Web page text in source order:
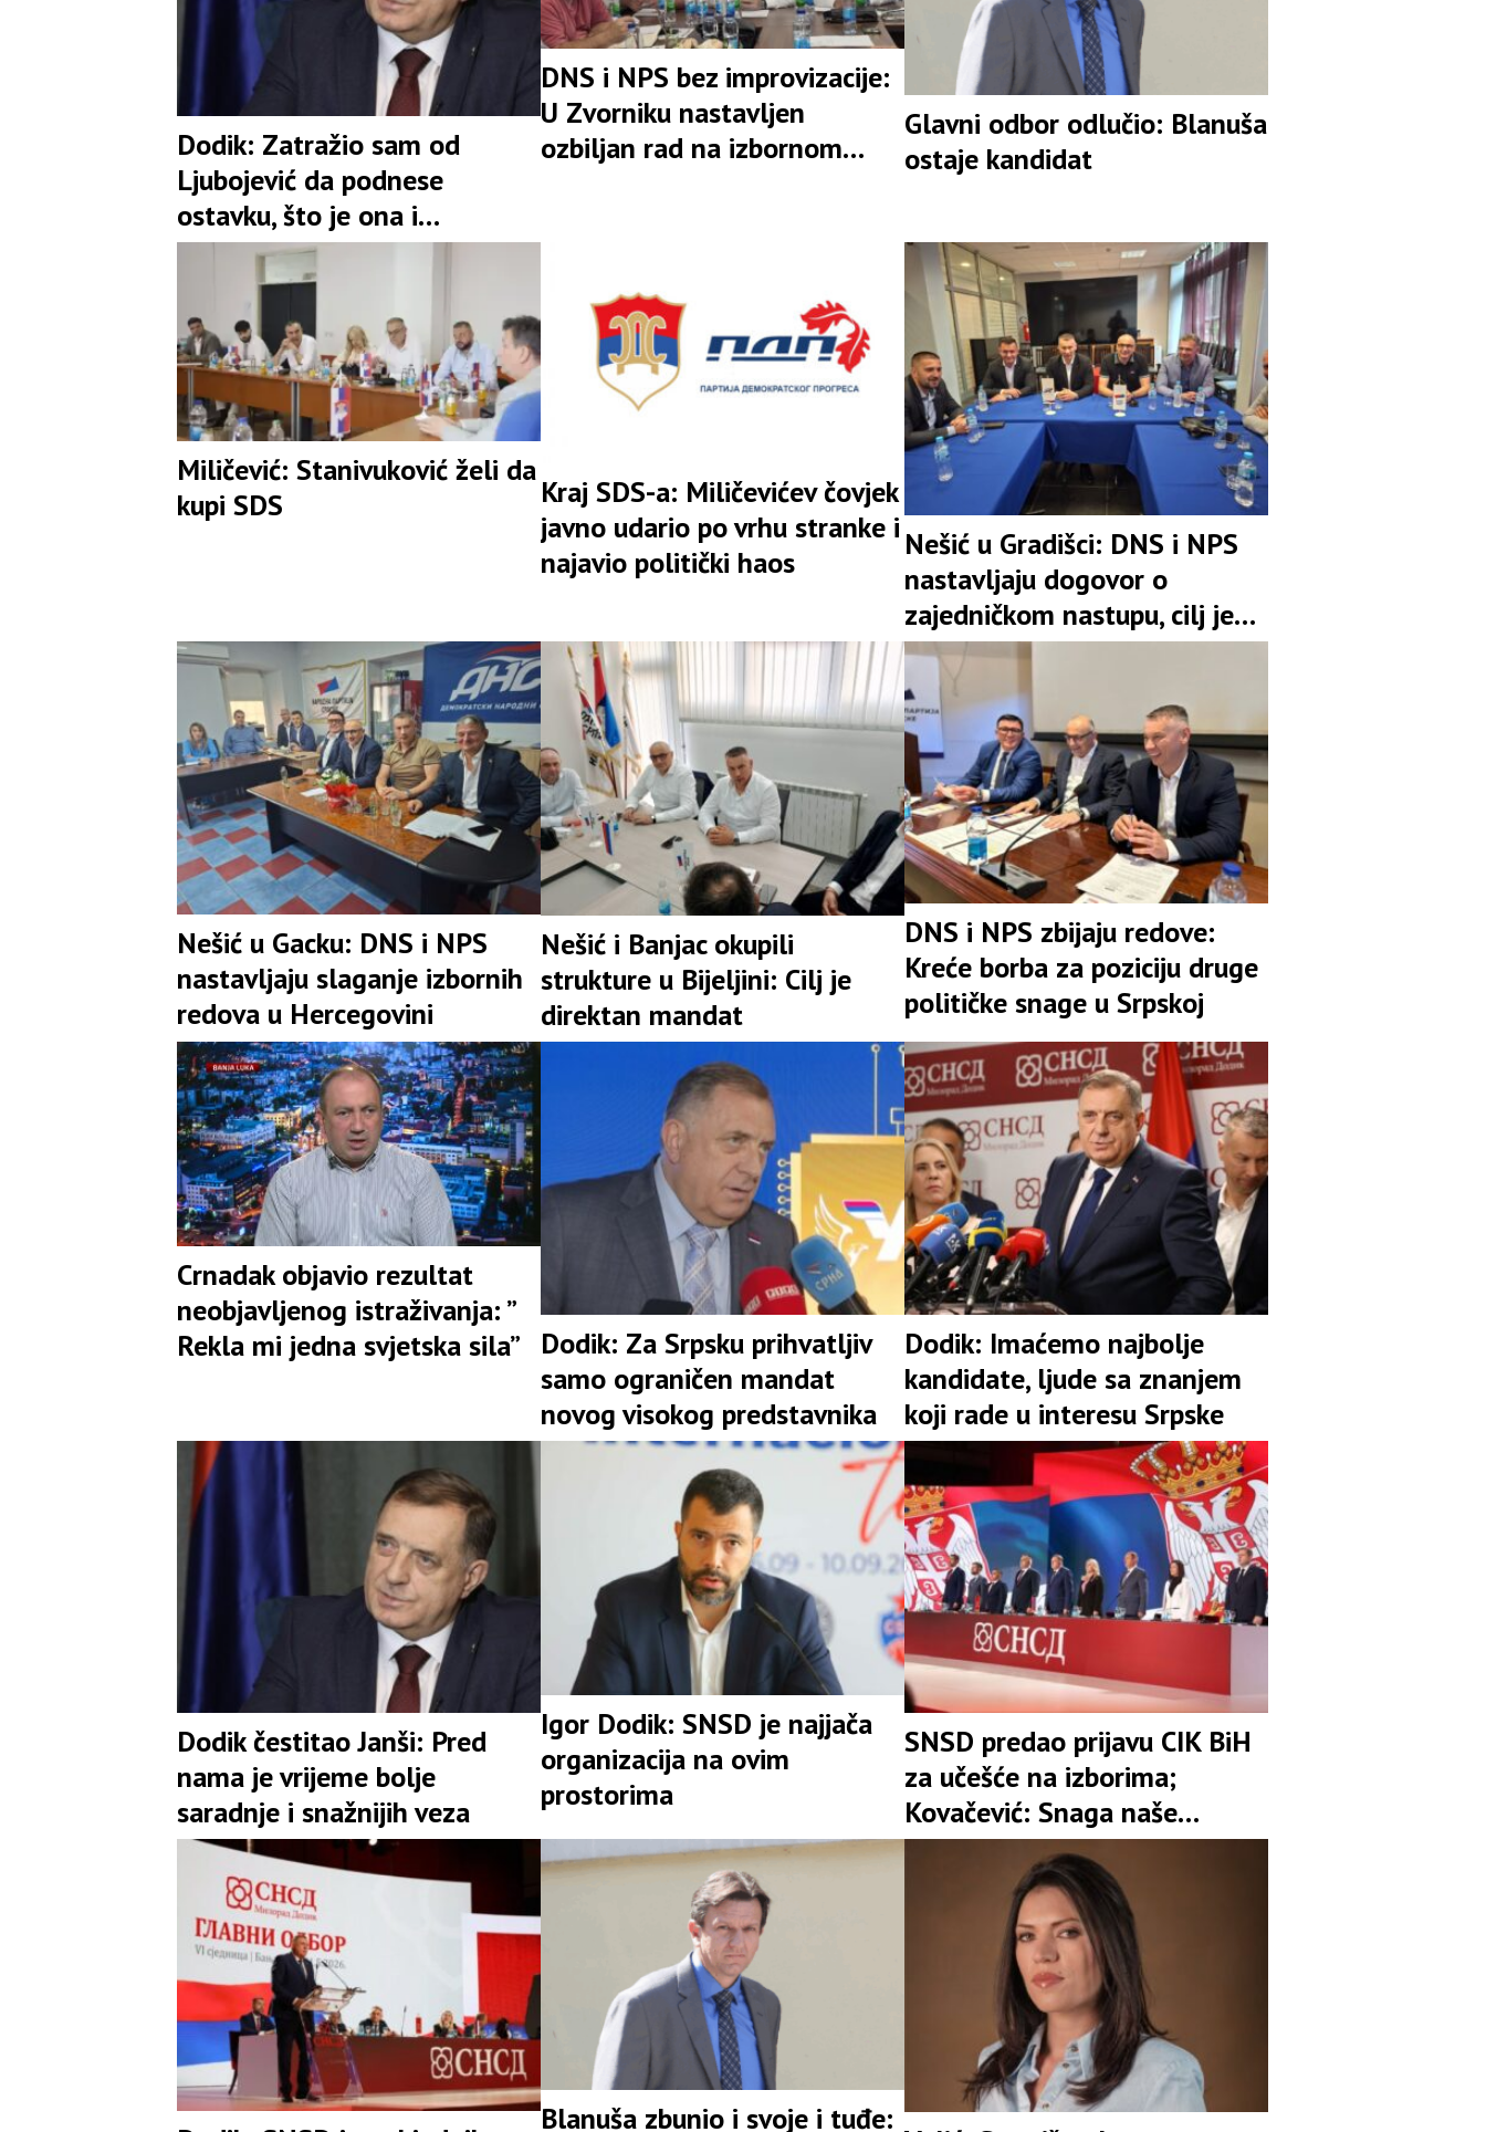
Dodik: Zatražio sam od
Ljubojević da podnese
ostavku, što je ona i
prihvatila
DNS i NPS bez improvizacije:
U Zvorniku nastavljen
ozbiljan rad na izbornom
Glavni odbor odlučio: Blanuša
ostaje kandidat
Miličević: Stanivuković želi da
kupi SDS
Kraj SDS-a: Miličevićev čovjek
javno udario po vrhu stranke i
najavio politički haos
Nešić u Gradišci: DNS i NPS
nastavljaju dogovor o
zajedničkom nastupu, cilj je
snažna pozicija u koaliciji
Nešić u Gacku: DNS i NPS
nastavljaju slaganje izbornih
redova u Hercegovini
Nešić i Banjac okupili
strukture u Bijeljini: Cilj je
direktan mandat
DNS i NPS zbijaju redove:
Kreće borba za poziciju druge
političke snage u Srpskoj
Crnadak objavio rezultat
neobjavljenog istraživanja: ”
Rekla mi jedna svjetska sila”
Dodik: Za Srpsku prihvatljiv
samo ograničen mandat
novog visokog predstavnika
Dodik: Imaćemo najbolje
kandidate, ljude sa znanjem
koji rade u interesu Srpske
Dodik čestitao Janši: Pred
nama je vrijeme bolje
saradnje i snažnijih veza
Igor Dodik: SNSD je najjača
organizacija na ovim
prostorima
SNSD predao prijavu CIK BiH
za učešće na izborima;
Kovačević: Snaga naše
stranke je garant stabilnosti
Blanuša zbunio i svoje i tuđe: